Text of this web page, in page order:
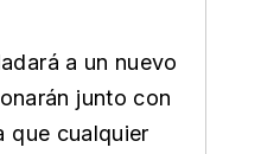
a un nuevo
junto con
que cualquier